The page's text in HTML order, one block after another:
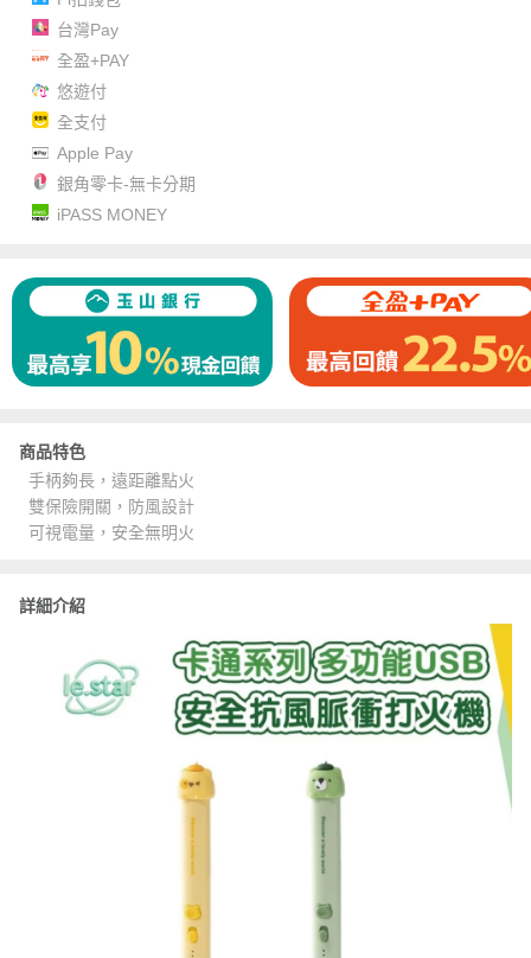
台灣Pay
全盈+PAY
悠遊付
全支付
Apple Pay
銀角零卡-無卡分期
iPASS MONEY
商品特色
手柄夠長，遠距離點火
雙保險開關，防風設計
可視電量，安全無明火
詳細介紹